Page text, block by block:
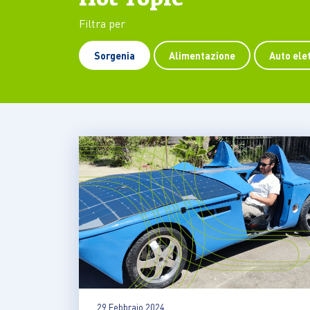
mentre con un veicolo elettrico
molti immaginano scenari
complicati e il…
Filtra per
Sorgenia Alimentazione Auto
29 Febbraio 2024